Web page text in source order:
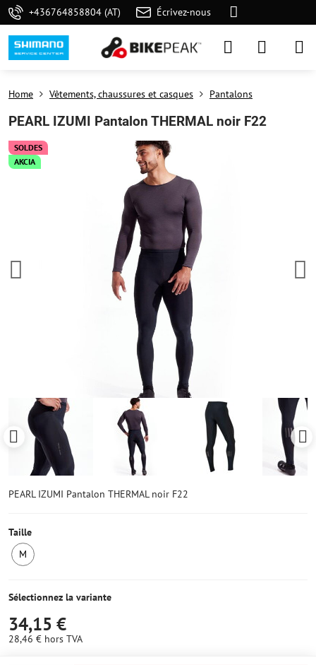
+436764858804 (AT) Écrivez-nous
SOLDES
AKCIA
Home Vêtements, chaussures et casques Pantalons
PEARL IZUMI Pantalon THERMAL noir F22
PEARL IZUMI Pantalon THERMAL noir F22
Taille
M
stock
Sélectionnez la variante
34,15 €
28,46 € hors TVA